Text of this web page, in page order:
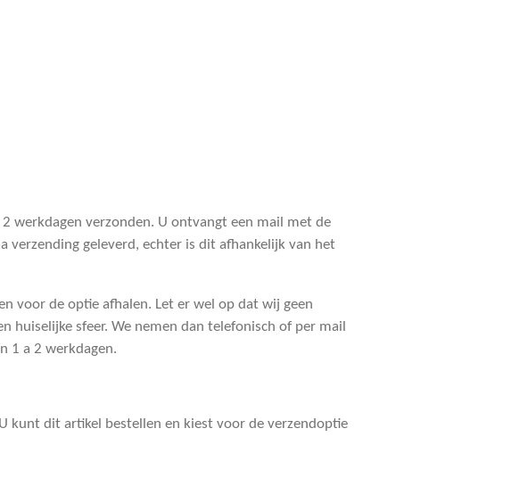
werkdagen verzonden. U ontvangt een mail met de
verzending geleverd, echter is dit afhankelijk van het
voor de optie afhalen. Let er wel op dat wij geen
huiselijke sfeer. We nemen dan telefonisch of per mail
1 a 2 werkdagen.
kunt dit artikel bestellen en kiest voor de verzendoptie